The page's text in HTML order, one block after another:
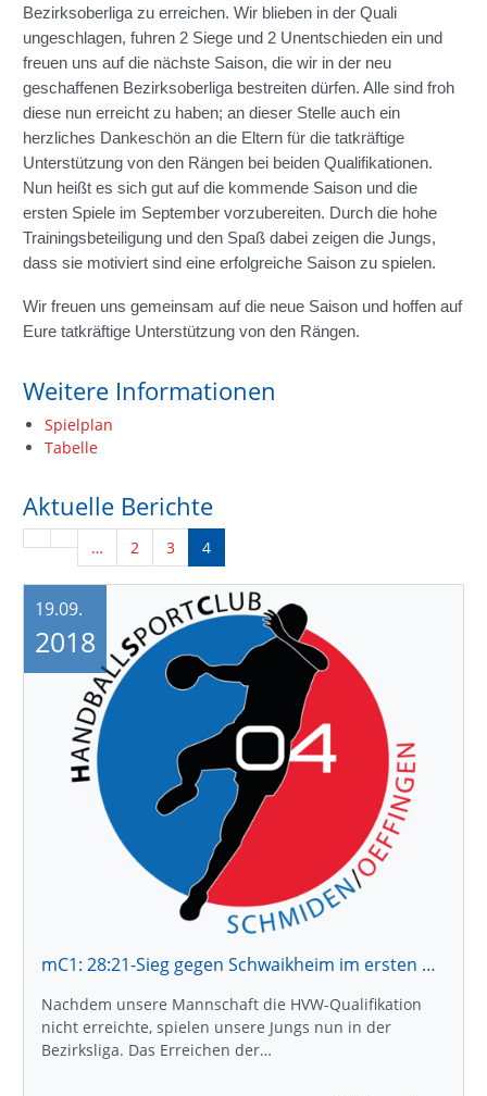
Bezirksoberliga zu erreichen. Wir blieben in der Quali
ungeschlagen, fuhren 2 Siege und 2 Unentschieden ein und
freuen uns auf die nächste Saison, die wir in der neu
geschaffenen Bezirksoberliga bestreiten dürfen. Alle sind froh
diese nun erreicht zu haben; an dieser Stelle auch ein
herzliches Dankeschön an die Eltern für die tatkräftige
Unterstützung von den Rängen bei beiden Qualifikationen.
Nun heißt es sich gut auf die kommende Saison und die
ersten Spiele im September vorzubereiten. Durch die hohe
Trainingsbeteiligung und den Spaß dabei zeigen die Jungs,
dass sie motiviert sind eine erfolgreiche Saison zu spielen.
Wir freuen uns gemeinsam auf die neue Saison und hoffen auf
Eure tatkräftige Unterstützung von den Rängen.
Weitere Informationen
Spielplan
Tabelle
Aktuelle Berichte
… 2 3 4
mC1: 28:21-Sieg gegen Schwaikheim im ersten Punktspiel
Nachdem unsere Mannschaft die HVW-Qualifikation
nicht erreichte, spielen unsere Jungs nun in der
Bezirksliga. Das Erreichen der…
19.09.
2018